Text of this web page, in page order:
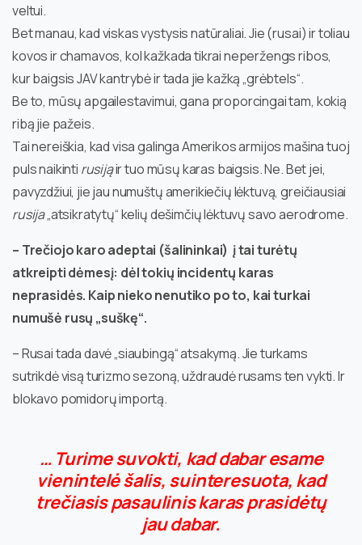
veltui.
Bet manau, kad viskas vystysis natūraliai. Jie (rusai) ir toliau
kovos ir chamavos, kol kažkada tikrai neperžengs ribos,
kur baigsis JAV kantrybė ir tada jie kažką „grėbtels“.
Be to, mūsų apgailestavimui, gana proporcingai tam, kokią
ribą jie pažeis.
Tai nereiškia, kad visa galinga Amerikos armijos mašina tuoj
puls naikinti rusijąir tuo mūsų karas baigsis. Ne. Bet jei,
pavyzdžiui, jie jau numuštų amerikiečių lėktuvą, greičiausiai
rusija„atsikratytų“ kelių dešimčių lėktuvų savo aerodrome.
– Trečiojo karo adeptai (šalininkai) į tai turėtų
atkreipti dėmesį: dėl tokių incidentų karas
neprasidės. Kaip nieko nenutiko po to, kai turkai
numušė rusų „suškę“.
– Rusai tada davė „siaubingą“ atsakymą. Jie turkams
sutrikdė visą turizmo sezoną, uždraudė rusams ten vykti. Ir
blokavo pomidorų importą.
… Turime suvokti, kad dabar esame
vienintelė šalis, suinteresuota, kad
trečiasis pasaulinis karas prasidėtų
jau dabar.